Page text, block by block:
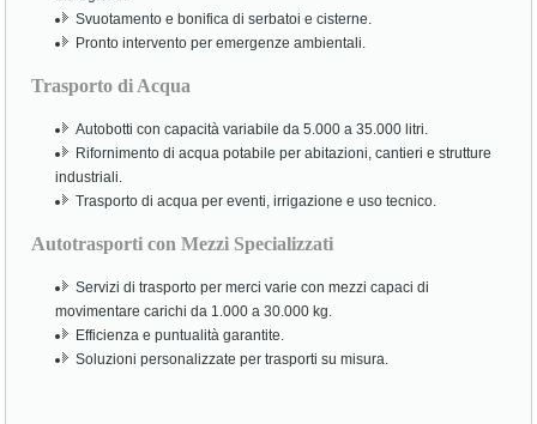
biologiche.
Svuotamento e bonifica di serbatoi e cisterne.
Trasporto di Acqua
Autobotti con capacità variabile da 5.000 a 35.000 litri.
Rifornimento di acqua potabile per abitazioni, cantieri e strutture
industriali.
Autotrasporti con Mezzi Specializzati
Servizi di trasporto per merci varie con mezzi capaci di
movimentare carichi da 1.000 a 30.000 kg.
Efficienza e puntualità garantite.